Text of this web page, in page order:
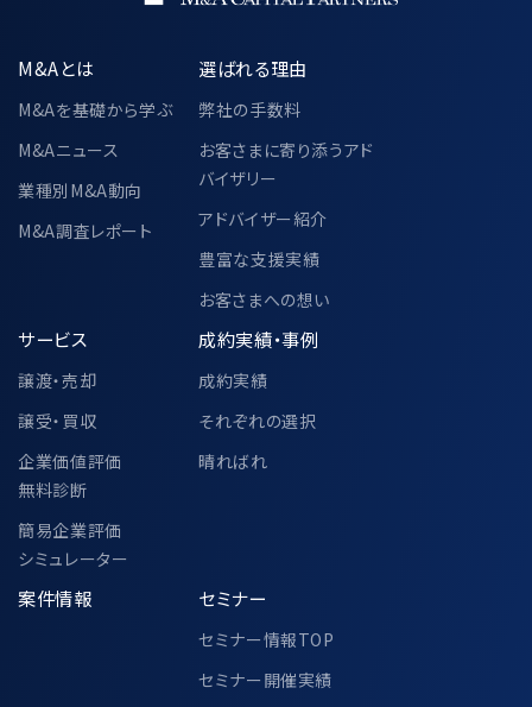
M&Aとは
M&Aを基礎から学ぶ
M&Aニュース
業種別M&A動向
M&A調査レポート
選ばれる理由
弊社の手数料
お客さまに寄り添うアド
バイザリー
アドバイザー紹介
豊富な支援実績
お客さまへの想い
サービス
譲渡・売却
譲受・買収
企業価値評価
無料診断
簡易企業評価
シミュレーター
成約実績・事例
成約実績
それぞれの選択
晴ればれ
案件情報 セミナー
セミナー情報TOP
セミナー開催実績